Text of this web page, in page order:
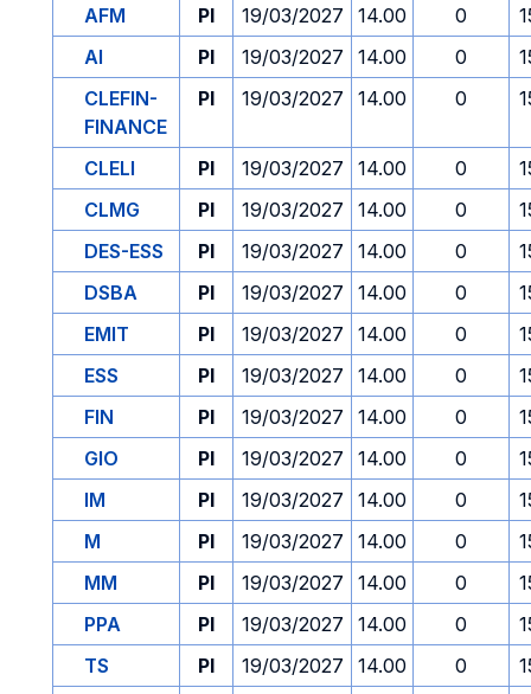
AFM
PI 19/03/2027 14.00 0
AI
PI 19/03/2027 14.00 0
CLEFIN-
FINANCE
PI 19/03/2027 14.00 0
CLELI PI 19/03/2027 14.00 0
CLMG
PI 19/03/2027 14.00 0
DES-ESS
PI 19/03/2027 14.00 0
DSBA
PI 19/03/2027 14.00 0
EMIT
PI 19/03/2027 14.00 0
ESS
PI 19/03/2027 14.00 0
FIN
PI 19/03/2027 14.00 0
GIO
PI 19/03/2027 14.00 0
IM
PI 19/03/2027 14.00 0
M
PI 19/03/2027 14.00 0
MM
PI 19/03/2027 14.00 0
PPA
PI 19/03/2027 14.00 0
TS
PI 19/03/2027 14.00 0